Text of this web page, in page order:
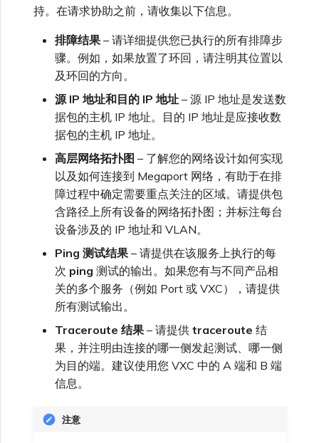
持。在请求协助之前，请收集以下信息。
排障结果 – 请详细提供您已执行的所有排障步
骤。例如，如果放置了环回，请注明其位置以
及环回的方向。
源 IP 地址和目的 IP 地址 – 源 IP 地址是发送数
据包的主机 IP 地址。目的 IP 地址是应接收数
据包的主机 IP 地址。
高层网络拓扑图 – 了解您的网络设计如何实现
以及如何连接到 Megaport 网络，有助于在排
障过程中确定需要重点关注的区域。请提供包
含路径上所有设备的网络拓扑图；并标注每台
设备涉及的 IP 地址和 VLAN。
Ping 测试结果 – 请提供在该服务上执行的每
次 ping 测试的输出。如果您有与不同产品相
关的多个服务（例如 Port 或 VXC），请提供
所有测试输出。
Traceroute 结果 – 请提供 traceroute 结
果，并注明由连接的哪一侧发起测试、哪一侧
为目的端。建议使用您 VXC 中的 A 端和 B 端
信息。
注意